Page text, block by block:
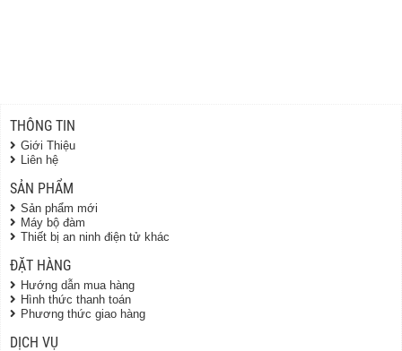
THÔNG TIN
Giới Thiệu
Liên hệ
SẢN PHẨM
Sản phẩm mới
Máy bộ đàm
Thiết bị an ninh điện tử khác
ĐẶT HÀNG
Hướng dẫn mua hàng
Hình thức thanh toán
Phương thức giao hàng
DỊCH VỤ